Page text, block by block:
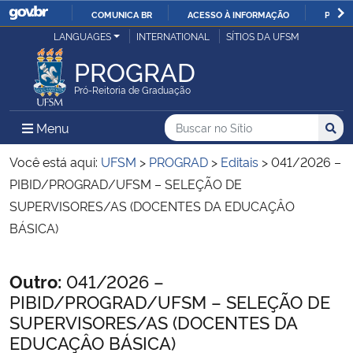
IR
O
COMUNICA BR ACESSO À INFORMAÇÃO
Ministério da Justiça e Segurança Pública
Ministério da Defesa
Ministério das Relações Exteriores
Ministério da Economia
Ministério da Agricultura, Pecuária e Abastecimento
Ministério da Educação
LANGUAGES INTERNATIONAL SÍTIOS DA UFSM
PROGRAD
Pró-Reitoria de Graduação
Menu Menu Principal do Sítio
Busca
Buscar no no Sítio
Busca:
Você está aqui: UFSM > PROGRAD > Editais >041/2026 –
PIBID/PROGRAD/UFSM – SELEÇÃO DE
SUPERVISORES/AS (DOCENTES DA EDUCAÇÂO
BÁSICA)
Início do conteúdo
Outro: 041/2026 –
PIBID/PROGRAD/UFSM – SELEÇÃO DE
SUPERVISORES/AS (DOCENTES DA
EDUCAÇÂO BÁSICA)